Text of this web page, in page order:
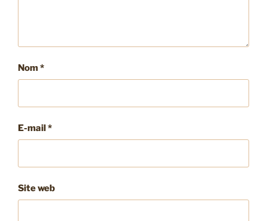
Nom*
E-mail*
Site web